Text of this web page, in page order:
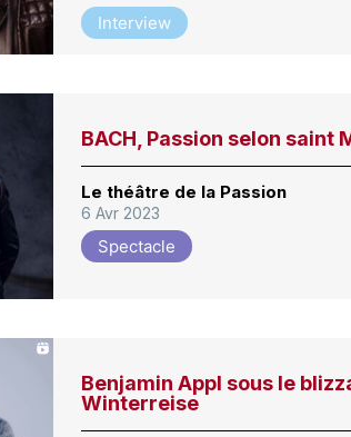
Interview
BACH, Passion selon saint
Le théâtre de la Passion
6 Avr 2023
Spectacle
Benjamin Appl sous le
Winterreise